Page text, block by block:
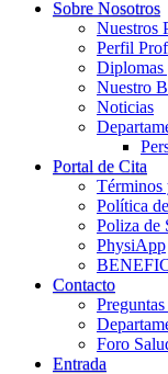
Sobre Nosotros
Nuestros
Perfil
Diplomas
Nuestro
Noticias
Portal de Cita
Términos
Política
Poliza de
PhysiApp
Contacto
Foro
Entrada